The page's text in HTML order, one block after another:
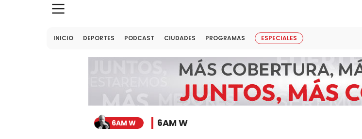
INICIO DEPORTES PODCAST CIUDADES PROGRAMAS ESPECIALES
6AM W 6AM W